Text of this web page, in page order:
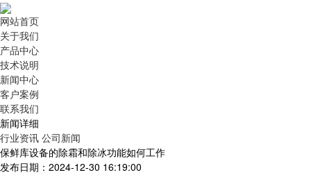
网站首页
关于我们
产品中心
技术说明
新闻中心
客户案例
联系我们
新闻详细
行业资讯 公司新闻
保鲜库设备的除霜和除冰功能如何工作
发布日期：2024-12-30 16:19:00